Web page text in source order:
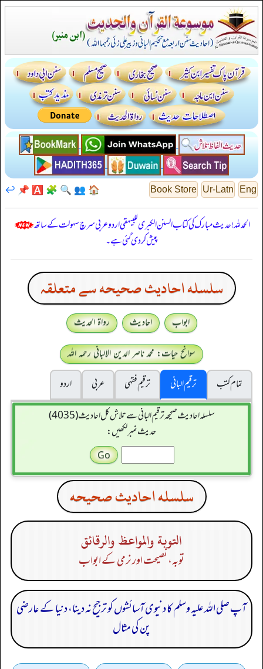
Eng
Ur-Latn
Book Store
🏠
👥
🔍
🧩
🅰️
📌
↩️
الحمدللہ! حدیث مبارک کی کتاب السنن الكبرى للبيهقي اردو عربی سرچ سہولت کے ساتھ
پیش کر دی گئی ہے۔
سلسله احاديث صحيحه سے متعلقہ
ابواب احادیث
رواۃ الحدیث
سوانح حیات: محمد ناصر الدین الالبانی رحمہ اللہ
تمام کتب
ترقیم البانی ترقيم فقہی عربی
اردو
سلسله احاديث صحيحه ترقیم البانی سے تلاش کل احادیث (4035)
حدیث نمبر لکھیں:
سلسله احاديث صحيحه
التوبة والمواعظ والرقائق
توبہ، نصیحت اور نرمی کے ابواب
آپ صلی اللہ علیہ وسلم کا دنیوی آسائشوں کو ترجیح نہ دینا، دنیا کے عارضی
پن کی مثال